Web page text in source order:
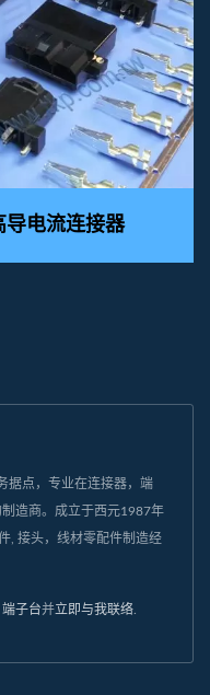
流连接器
据点，专业在连接器，端
造商。成立于西元1987年
, 接头，线材零配件制造经
端子台并立即与我联络